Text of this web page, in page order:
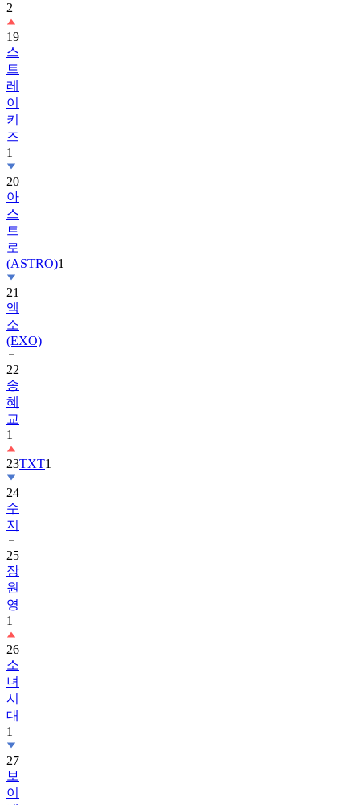
19
스
트
레
이
키
즈
1
20
아
스
트
로
(ASTRO)
21
엑
소
(EXO)
22
송
혜
교
1
23
24
수
지
25
장
원
영
1
26
소
녀
시
대
1
27
보
이
넥
스